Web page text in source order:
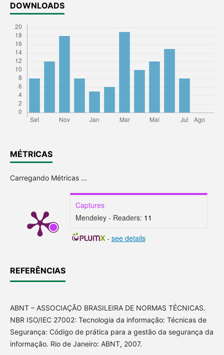
DOWNLOADS
MÉTRICAS
Carregando Métricas ...
Captures
Mendeley - Readers: 11
- see details
REFERÊNCIAS
ABNT – ASSOCIAÇÃO BRASILEIRA DE NORMAS TÉCNICAS.
NBR ISO/IEC 27002: Tecnologia da informação: Técnicas de
Segurança: Código de prática para a gestão da segurança da
informação. Rio de Janeiro: ABNT, 2007.